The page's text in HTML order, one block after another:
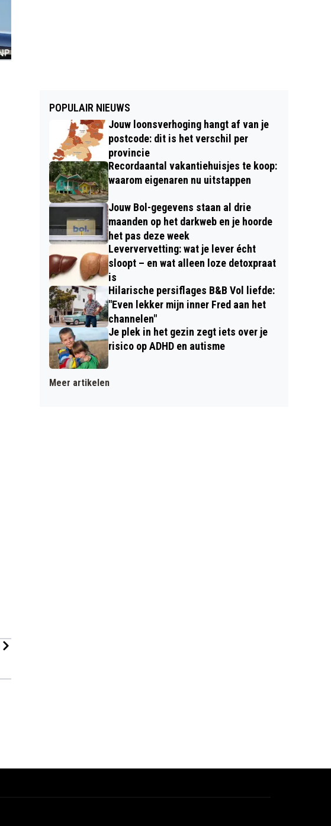
POPULAIR NIEUWS
Jouw loonsverhoging hangt af van je
postcode: dit is het verschil per
provincie
Recordaantal vakantiehuisjes te koop:
waarom eigenaren nu uitstappen
Jouw Bol-gegevens staan al drie
maanden op het darkweb en je hoorde
het pas deze week
Leververvetting: wat je lever écht
sloopt – en wat alleen loze detoxpraat
is
Hilarische persiflages B&B Vol liefde:
"Even lekker mijn inner Fred aan het
channelen"
Je plek in het gezin zegt iets over je
risico op ADHD en autisme
Meer artikelen